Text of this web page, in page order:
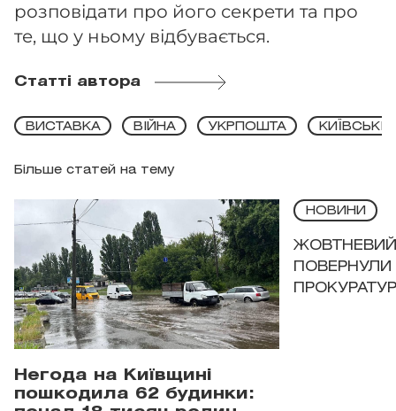
розповідати про його секрети та про
те, що у ньому відбувається.
Статті автора
Більше статей на тему
ВИСТАВКА ВІЙНА УКРПОШТА КИЇВСЬКІ
Негода на Київщині
пошкодила 62 будинки:
НОВИНИ
ЖОВТНЕВИЙ
ПОВЕРНУЛИ